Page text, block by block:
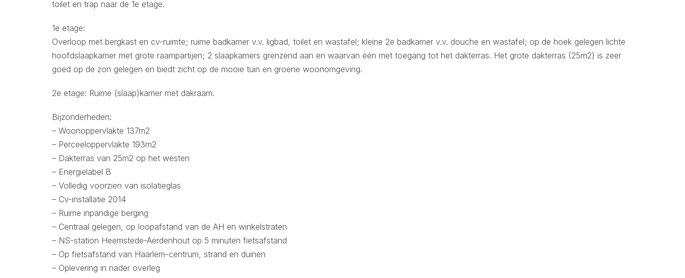
toilet en trap naar de 1e etage.
1e etage:
Overloop met bergkast en cv-ruimte; ruime badkamer v.v. ligbad, toilet en wastafel; kleine 2e badkamer v.v. douche en wastafel; op de hoek gelegen lichte
hoofdslaapkamer met grote raampartijen; 2 slaapkamers grenzend aan en waarvan één met toegang tot het dakterras. Het grote dakterras (25m2) is zeer
goed op de zon gelegen en biedt zicht op de mooie tuin en groene woonomgeving.
2e etage: Ruime (slaap)kamer met dakraam.
Bijzonderheden:
– Woonoppervlakte 137m2
– Perceeloppervlakte 193m2
– Dakterras van 25m2 op het westen
– Energielabel B
– Volledig voorzien van isolatieglas
– Cv-installatie 2014
– Ruime inpandige berging
– Centraal gelegen, op loopafstand van de AH en winkelstraten
– NS-station Heemstede-Aerdenhout op 5 minuten fietsafstand
– Op fietsafstand van Haarlem-centrum, strand en duinen
– Oplevering in nader overleg